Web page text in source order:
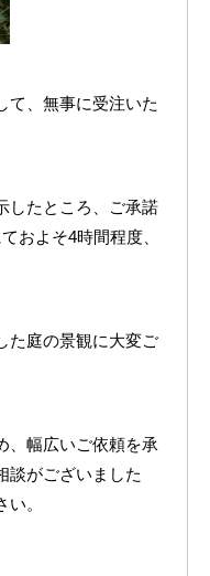
て、無事に受注いた
したところ、ご承諾
およそ4時間程度、
た庭の景観に大変ご
、幅広いご依頼を承
談がございました
。